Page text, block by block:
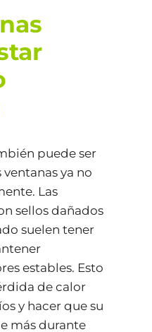
puede ser
ventanas ya no
Las
sellos dañados
suelen tener
estables. Esto
de calor
y hacer que su
más durante